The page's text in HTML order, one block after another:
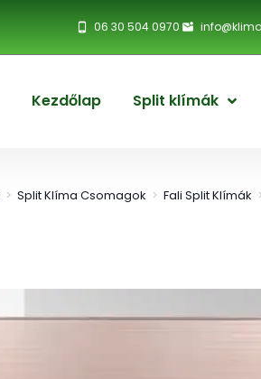
06 30 504 0970
Kezdőlap Split klímák
> Split Klíma Csomagok > Fali Split Klímák >